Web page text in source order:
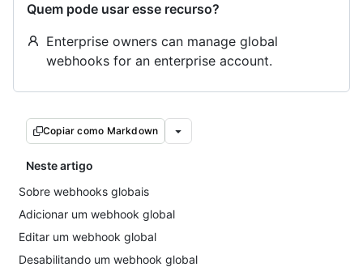
Quem pode usar esse recurso?
Enterprise owners can manage global
webhooks for an enterprise account.
Copiar como Markdown
Neste artigo
Sobre webhooks globais
Adicionar um webhook global
Editar um webhook global
Desabilitando um webhook global